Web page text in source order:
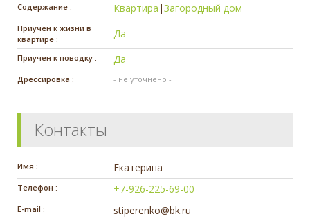
Содержание : Квартира |Загородный дом
Приучен к жизни в
квартире :
Да
Приучен к поводку : Да
Дрессировка : - не уточнено -
Контакты
Имя : Екатерина
Телефон : +7-926-225-69-00
E-mail : stiperenko@bk.ru